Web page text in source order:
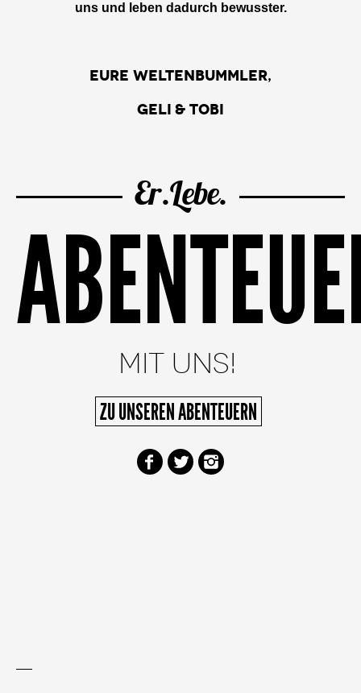
uns und leben dadurch bewusster.
Eure Weltenbummler,
Geli & Tobi
Er.Lebe.
MIT UNS!
ZU UNSEREN ABENTEUERN